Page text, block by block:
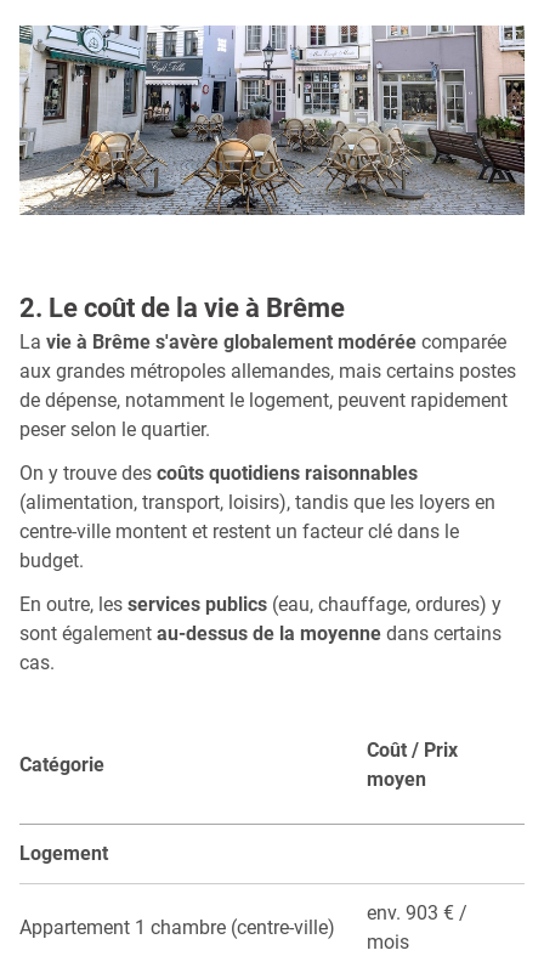
2. Le coût de la vie à Brême
La vie à Brême s'avère globalement modérée comparée
aux grandes métropoles allemandes, mais certains postes
de dépense, notamment le logement, peuvent rapidement
peser selon le quartier.
On y trouve des coûts quotidiens raisonnables
(alimentation, transport, loisirs), tandis que les loyers en
centre-ville montent et restent un facteur clé dans le
budget.
En outre, les services publics (eau, chauffage, ordures) y
sont également au-dessus de la moyenne dans certains
cas.
Catégorie
Coût / Prix
moyen
Logement
Appartement 1 chambre (centre-ville)
env. 903 € /
mois